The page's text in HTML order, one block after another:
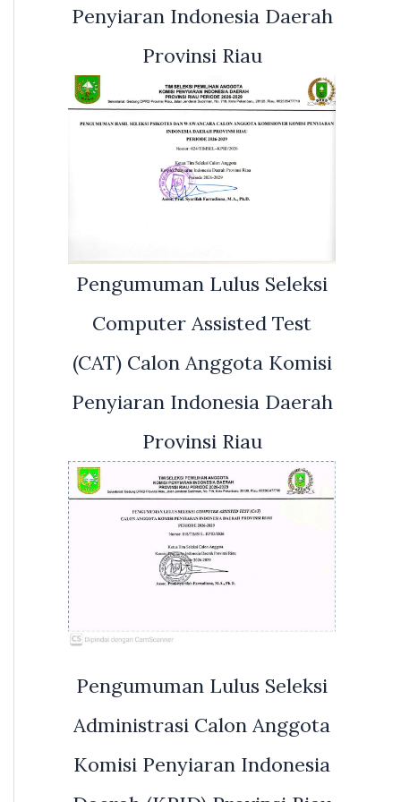
Penyiaran Indonesia Daerah
Provinsi Riau
Pengumuman Lulus Seleksi
Computer Assisted Test
(CAT) Calon Anggota Komisi
Penyiaran Indonesia Daerah
Provinsi Riau
Pengumuman Lulus Seleksi
Administrasi Calon Anggota
Komisi Penyiaran Indonesia